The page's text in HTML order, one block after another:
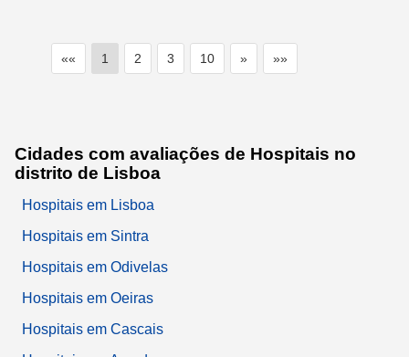
«« 1 2 3 10 » »»
Cidades com avaliações de Hospitais no
distrito de Lisboa
Hospitais em Lisboa
Hospitais em Sintra
Hospitais em Odivelas
Hospitais em Oeiras
Hospitais em Cascais